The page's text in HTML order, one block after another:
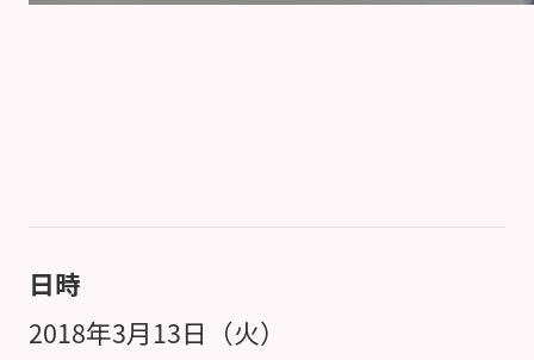
日時
2018年3月13日（火）